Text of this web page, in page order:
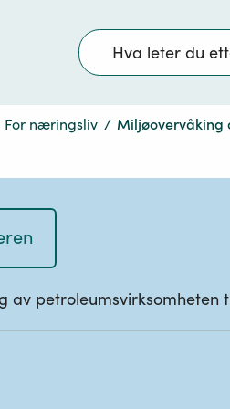
Søk
For næringsliv / Miljøovervåking
av petroleumsvirksomheten